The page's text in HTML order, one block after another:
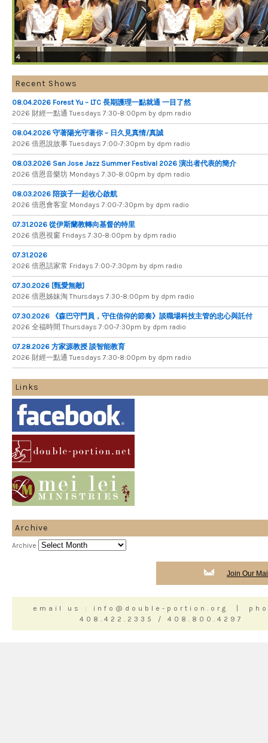
4
Recent Shows
08.04.2026 Forest Yu – LTC 長期護理一點就通 一目了然
2026 財​經​一​點​通 Tuesdays 7​​​:​​​30​​​-​​​8​​​:​​​00pm by dpm radio
08.04.2026 守著陽光守著你 – 日久見真情/真誠
2026 倍恩說故事 Tuesdays 7​​​:​​​00​​​-​​​7​​​:​​​30pm by dpm radio
08.03.2026 San Jose Jazz Summer Festival 2026 演出者代表的簡介
2026 倍​恩​音​樂​坊 Mondays 7​:​30​-​8​:​00pm by dpm radio
08.03.2026 陪孩子一起收心啟航
2026 倍​恩​會​客​室 Mondays 7​:​00​-​7​:​30pm by dpm radio
07.31.2026 從伊斯蘭教轉向基督的特里
2026 倍​恩​視​窗 Fridays 7​:​30​-​8:​00pm by dpm radio
07.31.2026
2026 倍​恩​話​家​常 Fridays 7​:​00​-​7:​30pm by dpm radio
07.30.2026 [甄愛無敵]
2026 倍​恩​姊​妹​淘 Thursdays 7​:​30​-​8​:​00pm by dpm radio
07.30.2026 《森巴守門員，守住信仰的節奏》談職場科技主管的忠心與託付
2026 全​福​時​間 Thursdays 7​:​00​-​7​:​30pm by dpm radio
07.28.2026 方家源教授 談智能教育
2026 財​經​一​點​通 Tuesdays 7​​​:​​​30​​​-​​​8​​​:​​​00pm by dpm radio
Links
Archive
Archive
Join Our
email us : info@double-portion.org |
408.422.2335 / 408.800.4297